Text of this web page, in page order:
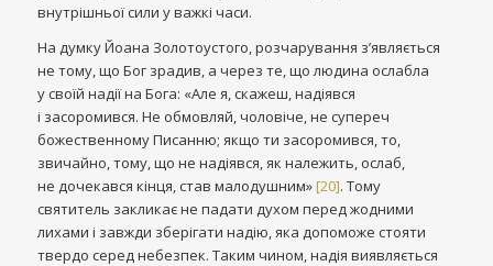
внутрішньої сили у важкі часи.
На думку Йоана Золотоустого, розчарування з’являється
не тому, що Бог зрадив, а через те, що людина ослабла
у своїй надії на Бога: «Але я, скажеш, надіявся
і засоромився. Не обмовляй, чоловіче, не супереч
божественному Писанню; якщо ти засоромився, то,
звичайно, тому, що не надіявся, як належить, ослаб,
не дочекався кінця, став малодушним»[20]. Тому
святитель закликає не падати духом перед жодними
лихами і завжди зберігати надію, яка допоможе стояти
твердо серед небезпек. Таким чином, надія виявляється